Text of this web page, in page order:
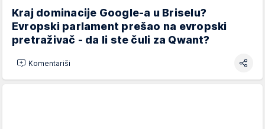
Kraj dominacije Google-a u Briselu?
Evropski parlament prešao na evropski
pretraživač - da li ste čuli za Qwant?
Komentariši